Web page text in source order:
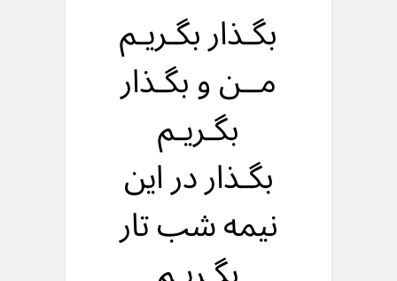
بگـذار بگـریـم
مــن و بگـذار
بگـریـم
بگـذار در این
نیمه شب تار